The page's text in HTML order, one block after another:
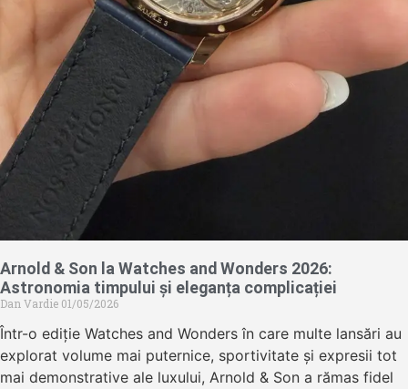
Arnold & Son la Watches and Wonders 2026:
Astronomia timpului și eleganța complicației
Dan Vardie 01/05/2026
Într-o ediție Watches and Wonders în care multe lansări au
explorat volume mai puternice, sportivitate și expresii tot
mai demonstrative ale luxului, Arnold & Son a rămas fidel